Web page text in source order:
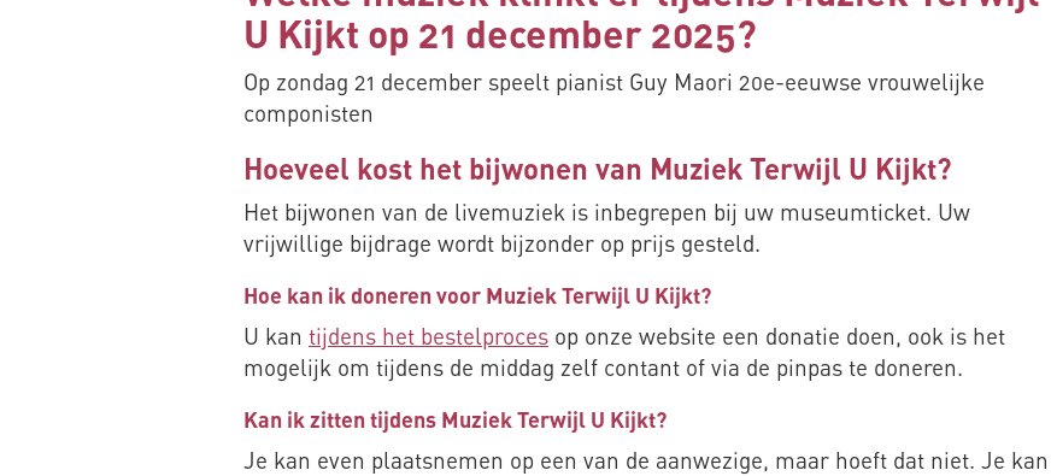
U Kijkt op 21 december 2025?
Op zondag 21 december speelt pianist Guy Maori 20e-eeuwse vrouwelijke
componisten
Hoeveel kost het bijwonen van Muziek Terwijl U Kijkt?
Het bijwonen van de livemuziek is inbegrepen bij uw museumticket. Uw
vrijwillige bijdrage wordt bijzonder op prijs gesteld.
Hoe kan ik doneren voor Muziek Terwijl U Kijkt?
U kan tijdens het bestelproces op onze website een donatie doen, ook is het
mogelijk om tijdens de middag zelf contant of via de pinpas te doneren.
Kan ik zitten tijdens Muziek Terwijl U Kijkt?
Je kan even plaatsnemen op een van de aanwezige, maar hoeft dat niet. Je kan